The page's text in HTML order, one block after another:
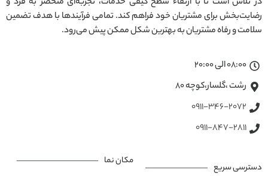
رضایت‌بخش برای مشتریان خود فراهم کند. تمامی فرآیندها با هدف تضمین
سلامت و رفاه مشتریان به بهترین شکل ممکن پیش می‌رود.
08:00 الی 20:00
رشت ،گلسار،کوچه ۸۰
0911-346-2072
0911-847-2811
دسترسی سریع
مکان نما